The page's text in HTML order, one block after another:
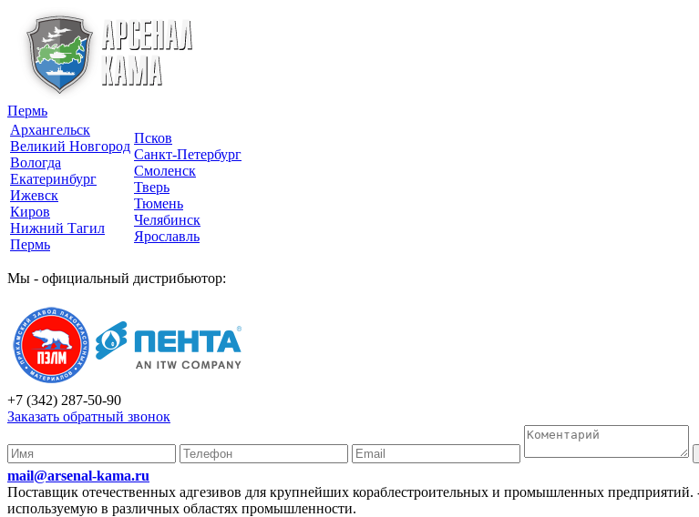
Пермь
Архангельск
Великий Новгород
Вологда
Екатеринбург
Ижевск
Киров
Нижний Тагил
Пермь
Псков
Санкт-Петербург
Смоленск
Тверь
Тюмень
Челябинск
Ярославль
Мы - официальный дистрибьютор:
+7 (342) 287-50-90
Заказать обратный звонок
mail@arsenal-kama.ru
Поставщик отечественных адгезивов для крупнейших кораблестроительных и промышленных предприятий.
используемую в различных областях промышленности.